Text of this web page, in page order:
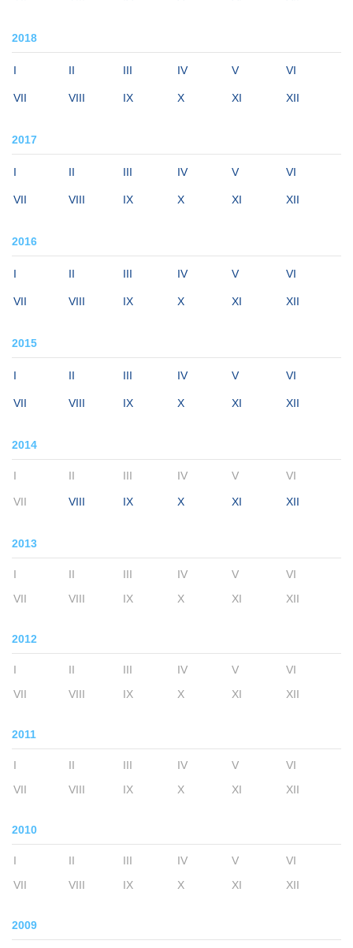
2018
I II III IV V VI
VII VIII IX X XI XII
2017
I II III IV V VI
VII VIII IX X XI XII
2016
I II III IV V VI
VII VIII IX X XI XII
2015
I II III IV V VI
VII VIII IX X XI XII
2014
I II III IV V VI
VII VIII IX X XI XII
2013
I II III IV V
VI
VII
VIII IX X XI XII
2012
I II III IV V
VI
VII
VIII IX X XI XII
2011
I II III IV V
VI
VII
VIII IX X XI XII
2010
I II III IV V
VI
VII
VIII IX X XI XII
2009